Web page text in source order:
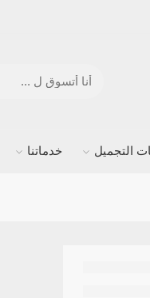
التجميل خدماتنا